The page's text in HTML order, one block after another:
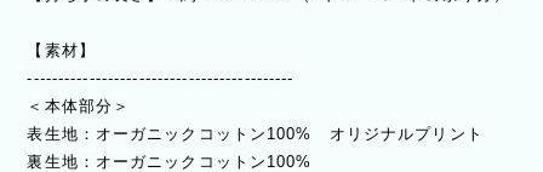
【素材】
-------------------------------------------
＜本体部分＞
表生地：オーガニックコットン100% オリジナルプリント
裏生地：オーガニックコットン100%